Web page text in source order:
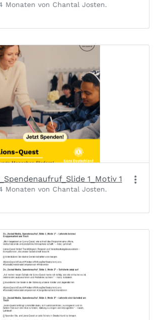
Monaten von Chantal Josten.
1_Motiv 1
Monaten von Chantal Josten.